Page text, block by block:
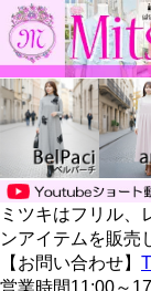
ミツキはフリル、
ンアイテムを販売
【お問い合わせ】
営業時間11:00～